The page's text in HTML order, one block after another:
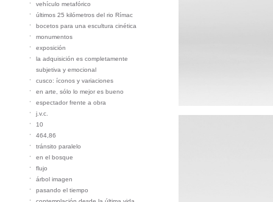
vehículo metafórico
últimos 25 kilómetros del rio Rímac
bocetos para una escultura cinética
monumentos
exposición
la adquisición es completamente
subjetiva y emocional
cusco: íconos y variaciones
en arte, sólo lo mejor es bueno
espectador frente a obra
j.v.c.
10
464,86
tránsito paralelo
en el bosque
flujo
árbol imagen
pasando el tiempo